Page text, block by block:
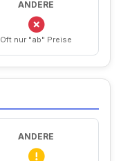
ANDERE
Oft nur "ab" Preise
ANDERE